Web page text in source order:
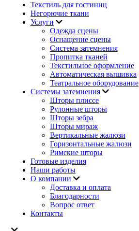
Текстиль для гостиниц
Негорючие ткани
Услуги
Одежда сцены
Оснащение сцены
Система затемнения
Пропитка тканей
Текстильное оформление
Автоматическая вышивка
Театральное оборудование
Системы затемнения
Шторы плиссе
Рулонные шторы
Шторы зебра
Шторы мираж
Вертикальные жалюзи
Горизонтальные жалюзи
Римские шторы
Готовые изделия
Наши работы
О компании
Доставка и оплата
Благодарности
Вопрос ответ
Контакты